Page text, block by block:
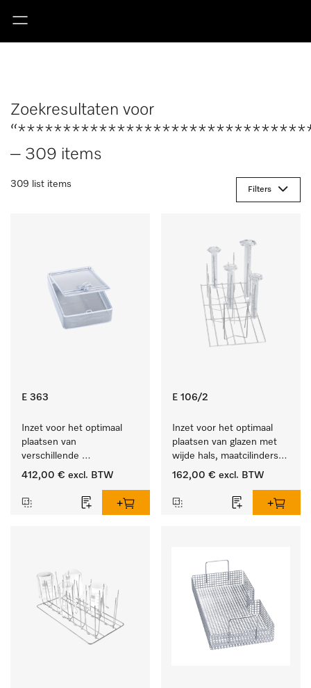
Zoekresultaten voor
– 309 items
309 list items
Filters
E 363
Inzet voor het optimaal
plaatsen van
verschillende
instrumenten.
412,00 € excl. BTW
E 106/2
Inzet voor het optimaal
plaatsen van glazen met
wijde hals, maatcilinders
enz.
162,00 € excl. BTW